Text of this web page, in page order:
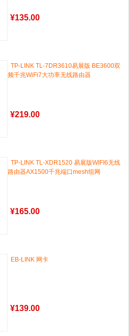
¥135.00
TP-LINK TL-7DR3610易展版 BE3600双
频千兆WiFi7大功率无线路由器
¥219.00
TP-LINK TL-XDR1520 易展版WIFI6无线
路由器AX1500千兆端口mesh组网
¥165.00
EB-LINK 网卡
¥139.00